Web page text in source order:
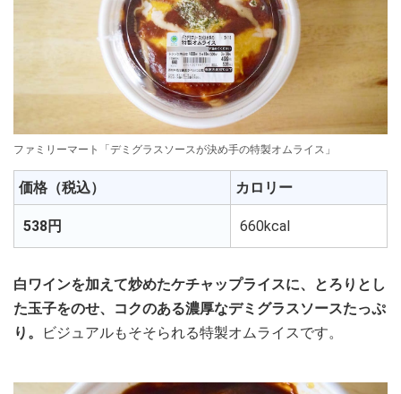
ファミリーマート「デミグラスソースが決め手の特製オムライス」
価格（税込） カロリー
538円 660kcal
白ワインを加えて炒めたケチャップライスに、とろりとし
た玉子をのせ、コクのある濃厚なデミグラスソースたっぷ
り。
ビジュアルもそそられる特製オムライスです。